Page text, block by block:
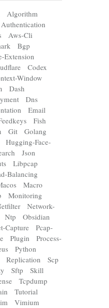
Algorithm
Authentication
Aws-Cli
Bgp
Extension
Codex
Window
Dash
Dns
Email
Fish
Git
Golang
Hugging-Face-
Json
Libpcap
Balancing
Macro
Monitoring
Network-
Ntp
Obsidian
Capture
Pcap-
Plugin
Process-
Python
Replication
Scp
Sftp
Skill
Tcpdump
Tutorial
Vimium